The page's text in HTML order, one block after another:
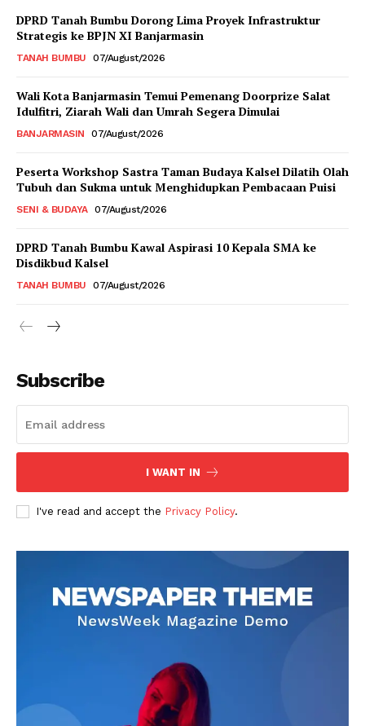
DPRD Tanah Bumbu Dorong Lima Proyek Infrastruktur
Strategis ke BPJN XI Banjarmasin
TANAH BUMBU 07/August/2026
Wali Kota Banjarmasin Temui Pemenang Doorprize Salat
Idulfitri, Ziarah Wali dan Umrah Segera Dimulai
BANJARMASIN 07/August/2026
Peserta Workshop Sastra Taman Budaya Kalsel Dilatih Olah
Tubuh dan Sukma untuk Menghidupkan Pembacaan Puisi
SENI & BUDAYA 07/August/2026
DPRD Tanah Bumbu Kawal Aspirasi 10 Kepala SMA ke
Disdikbud Kalsel
TANAH BUMBU 07/August/2026
Subscribe
I WANT IN
I've read and accept the Privacy Policy.